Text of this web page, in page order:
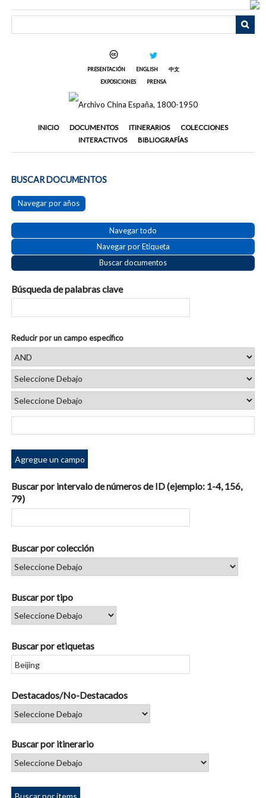
PRESENTACIÓN ENGLISH
中文
EXPOSICIONES
PRENSA
INICIO DOCUMENTOS ITINERARIOS
COLECCIONES
INTERACTIVOS
BIBLIOGRAFÍAS
BUSCAR DOCUMENTOS
Navegar por años
Navegar todo
Navegar por Etiqueta
Buscar documentos
Búsqueda de palabras clave
Reducir por un campo específico
Agregue un campo
Buscar por intervalo de números de ID (ejemplo: 1-4, 156,
79)
Buscar por colección
Buscar por tipo
Buscar por etiquetas
Destacados/No-Destacados
Buscar por itinerario